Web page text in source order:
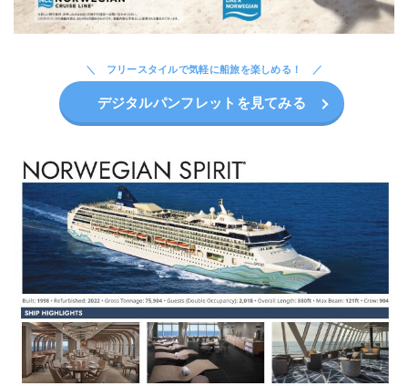
フリースタイルで気軽に船旅を楽しめる！
デジタルパンフレットを見てみる